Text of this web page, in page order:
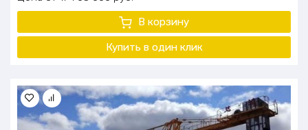
Вес крана: 58 т
Вес противовеса: 22,4 т
В корзину
Купить в один клик